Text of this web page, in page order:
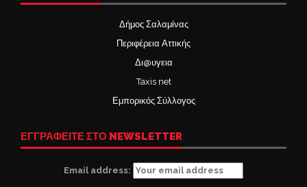
Δήμος Σαλαμίνας
Περιφέρεια Αττικής
Δι@υγεια
Taxis net
Εμπορικός Σύλλογος
ΕΓΓΡΑΦΕΙΤΕ ΣΤΟ NEWSLETTER
Email address: